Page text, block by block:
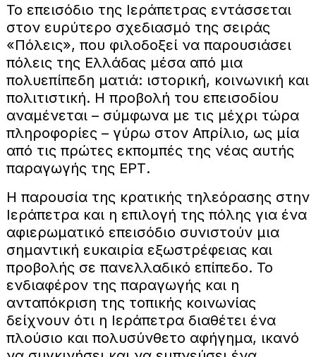
Το επεισόδιο της Ιεράπετρας εντάσσεται
στον ευρύτερο σχεδιασμό της σειράς
«Πόλεις», που φιλοδοξεί να παρουσιάσει
πόλεις της Ελλάδας μέσα από μια
πολυεπίπεδη ματιά: ιστορική, κοινωνική και
πολιτιστική. Η προβολή του επεισοδίου
αναμένεται – σύμφωνα με τις μέχρι τώρα
πληροφορίες – γύρω στον Απρίλιο, ως μία
από τις πρώτες εκπομπές της νέας αυτής
παραγωγής της ΕΡΤ.
Η παρουσία της κρατικής τηλεόρασης στην
Ιεράπετρα και η επιλογή της πόλης για ένα
αφιερωματικό επεισόδιο συνιστούν μια
σημαντική ευκαιρία εξωστρέφειας και
προβολής σε πανελλαδικό επίπεδο. Το
ενδιαφέρον της παραγωγής και η
ανταπόκριση της τοπικής κοινωνίας
δείχνουν ότι η Ιεράπετρα διαθέτει ένα
πλούσιο και πολυσύνθετο αφήγημα, ικανό